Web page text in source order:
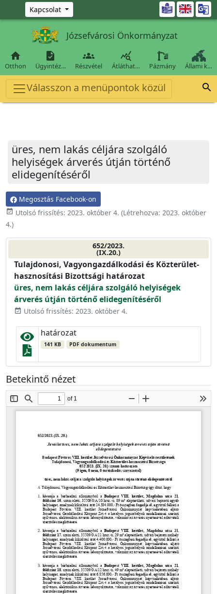
Ugrás a fő tartalomra
Kapcsolat 
Józsefvárosi Önkormányzat

Otthon

Ügyintéz…

Részvétel

Átláthat… Pázmány Állami k…
Válasszon a menüpontok közül 
üres, nem lakás céljára szolgáló
helyiségek árverés útján történő
elidegenítéséről
Megosztás Facebook-on
event_available Utolsó frissítés: 2023. október 4. (Létrehozva: 2023. október
4.)
652/2023.
(IX.20.)
Tulajdonosi, Vagyongazdálkodási és Közterület-
hasznosítási Bizottsági határozat
üres, nem lakás céljára szolgáló helyiségek
árverés útján történő elidegenítéséről
event_available Utolsó frissítés: 2023. október 4.
határozat
141 KB PDF dokumentum
Betekintő nézet